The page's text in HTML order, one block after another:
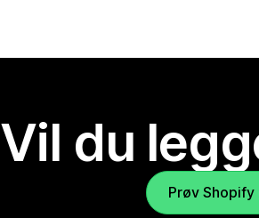
Vil du
Prøv